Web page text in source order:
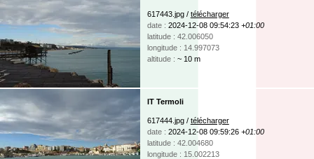
617443.jpg / télécharger
date : 2024-12-08 09:54:23 +01:00
latitude : 42.006050
longitude : 14.997073
altitude : ~ 10 m
IT Termoli
617444.jpg / télécharger
date : 2024-12-08 09:59:26 +01:00
latitude : 42.004680
longitude : 15.002213